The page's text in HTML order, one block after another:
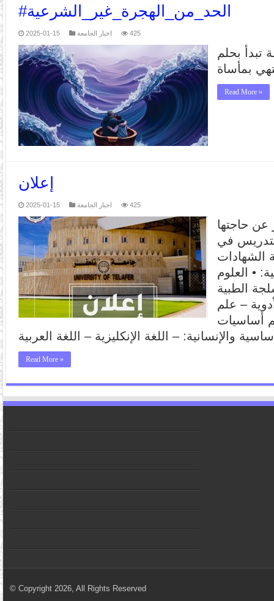
#الحد_من_الهجرة_غير_الشرعية
2025-01-15 اخبار الجامعة 425
تبدأ بحلم
Read More »
إعلان
2025-01-15 اخبار الجامعة 425
عن حاجتها
في
الشهادات
• العلوم
الطبية
– علم
أساسيات
Read More »
© Copyright 2026, All Rights Reserved